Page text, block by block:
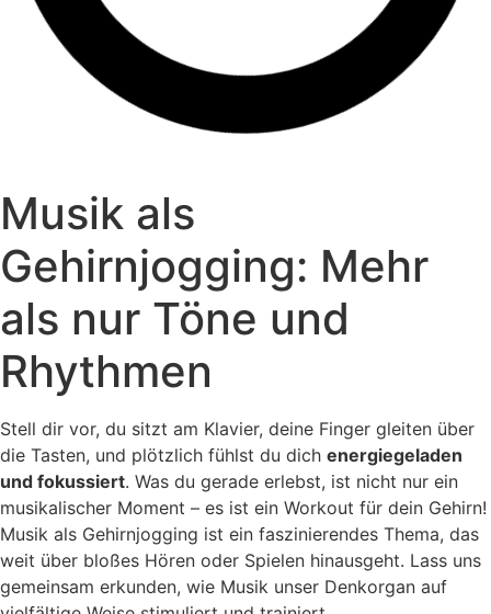
Musik als
Gehirnjogging: Mehr
als nur Töne und
Rhythmen
Stell dir vor, du sitzt am Klavier, deine Finger gleiten über
die Tasten, und plötzlich fühlst du dich energiegeladen
und fokussiert. Was du gerade erlebst, ist nicht nur ein
musikalischer Moment – es ist ein Workout für dein Gehirn!
Musik als Gehirnjogging ist ein faszinierendes Thema, das
weit über bloßes Hören oder Spielen hinausgeht. Lass uns
gemeinsam erkunden, wie Musik unser Denkorgan auf